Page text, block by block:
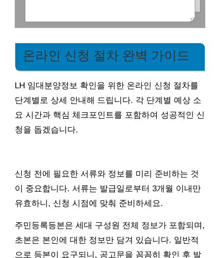
온라인 신청 절차 완벽 가이드
LH 임대분양정보 확인을 위한 온라인 신청 절차를
단계별로 상세 안내해 드립니다. 각 단계별 예상 소
요 시간과 핵심 체크포인트를 포함하여 성공적인 신
청을 돕겠습니다.
신청 전에 필요한 서류와 정보를 미리 준비하는 것
이 중요합니다. 서류는 발급일로부터 3개월 이내만
유효하니, 신청 시점에 맞춰 준비하세요.
주민등록등본은 세대 구성원 전체 정보가 포함되며,
초본은 본인에 대한 정보만 담겨 있습니다. 일반적
으로 등본이 요구되니, 공고문을 꼼꼼히 확인 후 발